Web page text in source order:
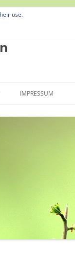
IMPRESSUM
use.